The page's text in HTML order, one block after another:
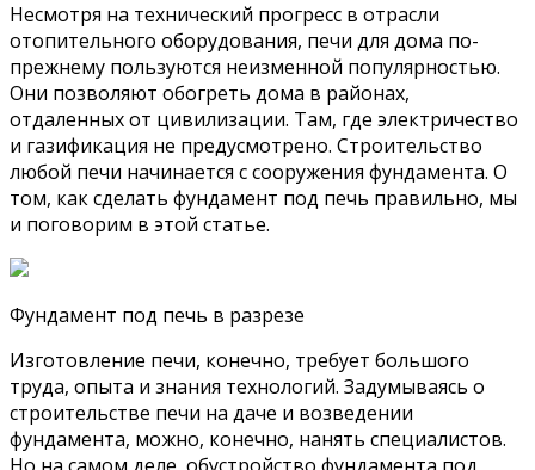
Несмотря на технический прогресс в отрасли
отопительного оборудования, печи для дома по-
прежнему пользуются неизменной популярностью.
Они позволяют обогреть дома в районах,
отдаленных от цивилизации. Там, где электричество
и газификация не предусмотрено. Строительство
любой печи начинается с сооружения фундамента. О
том, как сделать фундамент под печь правильно, мы
и поговорим в этой статье.
Фундамент под печь в разрезе
Изготовление печи, конечно, требует большого
труда, опыта и знания технологий. Задумываясь о
строительстве печи на даче и возведении
фундамента, можно, конечно, нанять специалистов.